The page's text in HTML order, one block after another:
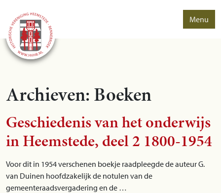
Menu
Archieven:Boeken
Geschiedenis van het onderwijs
in Heemstede, deel 2 1800-1954
Voor dit in 1954 verschenen boekje raadpleegde de auteur G.
van Duinen hoofdzakelijk de notulen van de
gemeenteraadsvergadering en de …